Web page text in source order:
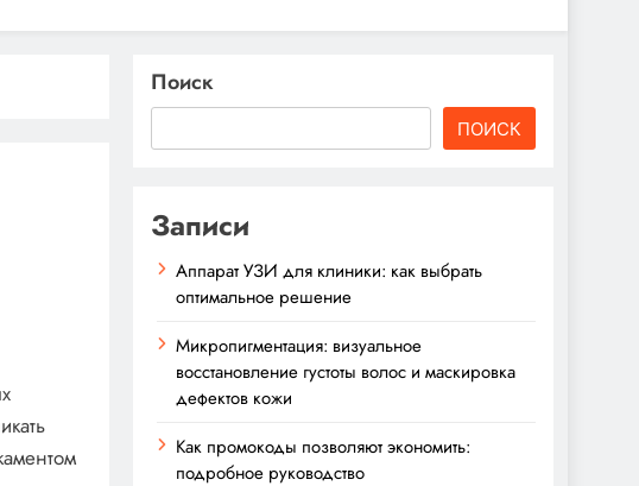
Поиск
ПОИСК
Записи
Аппарат УЗИ для клиники: как выбрать
оптимальное решение
Микропигментация: визуальное
восстановление густоты волос и маскировка
дефектов кожи
Как промокоды позволяют экономить:
подробное руководство